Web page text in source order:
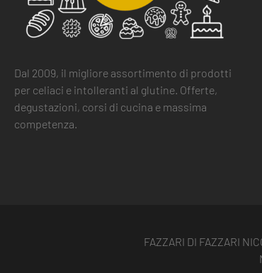
Dal 2009, il migliore assortimento di prodotti
per celiaci e intolleranti al glutine. Offerte,
degustazioni, corsi di cucina e massima
competenza.
FAZZARI DI FAZZARI